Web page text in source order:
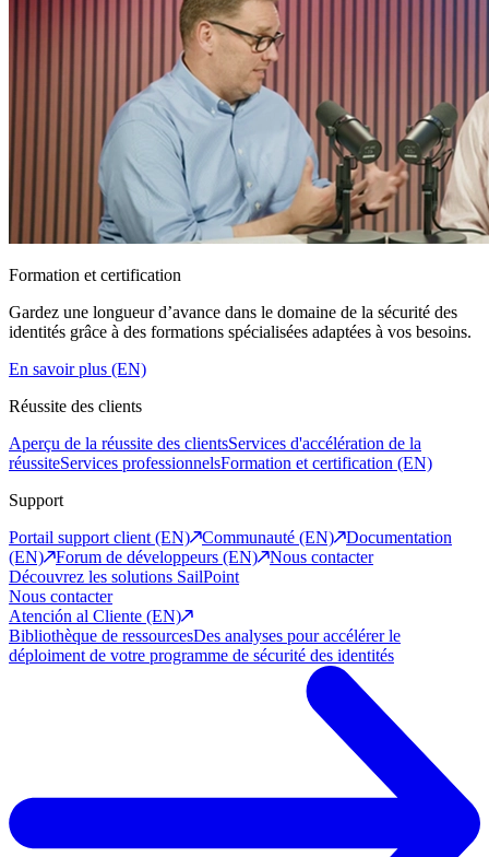
Formation et certification
Gardez une longueur d’avance dans le domaine de la sécurité des
identités grâce à des formations spécialisées adaptées à vos besoins.
En savoir plus (EN)
Réussite des clients
Aperçu de la réussite des clientsServices d'accélération de la
réussiteServices professionnelsFormation et certification (EN)
Support
Portail support client (EN)
Communauté (EN)
Documentation
(EN)
Forum de développeurs (EN)
Nous contacter
Découvrez les solutions SailPoint
Nous contacter
Atención al Cliente (EN)
Bibliothèque de ressourcesDes analyses pour accélérer le
déploiment de votre programme de sécurité des identités